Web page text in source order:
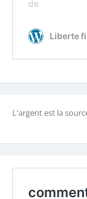
L'argent est la